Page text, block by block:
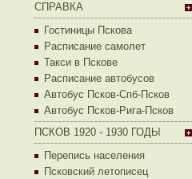
СПРАВКА
Гостиницы Пскова
Расписание самолет
Такси в Пскове
Расписание автобусов
Автобус Псков-Спб-Псков
Автобус Псков-Рига-Псков
ПСКОВ 1920 - 1930 ГОДЫ
Перепись населения
Псковский летописец